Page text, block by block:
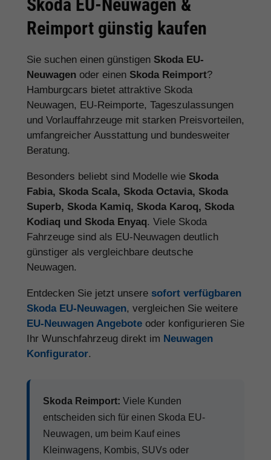
Skoda EU-Neuwagen &
Reimport günstig kaufen
Sie suchen einen günstigen Skoda EU-
Neuwagen oder einen Skoda Reimport?
Hamburgcars bietet attraktive Skoda
Neuwagen, EU-Reimporte, Tageszulassungen
und Vorlauffahrzeuge mit starken Preisvorteilen,
umfangreicher Ausstattung und bundesweiter
Beratung.
Besonders beliebt sind Modelle wie Skoda
Fabia, Skoda Scala, Skoda Octavia, Skoda
Superb, Skoda Kamiq, Skoda Karoq, Skoda
Kodiaq und Skoda Enyaq. Viele Skoda
Fahrzeuge sind als EU-Neuwagen deutlich
günstiger als vergleichbare deutsche
Neuwagen.
Entdecken Sie jetzt unsere sofort verfügbaren
Skoda EU-Neuwagen, vergleichen Sie weitere
EU-Neuwagen Angebote oder konfigurieren Sie
Ihr Wunschfahrzeug direkt im Neuwagen
Konfigurator.
Skoda Reimport: Viele Kunden
entscheiden sich für einen Skoda EU-
Neuwagen, um beim Kauf eines
Kleinwagens, Kombis, SUVs oder